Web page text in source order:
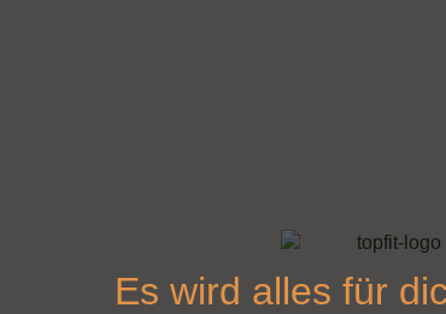
Es wird alles für